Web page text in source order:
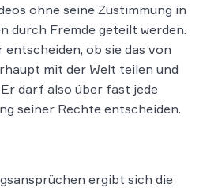
ohne seine Zustimmung in
durch Fremde geteilt werden.
ob sie das von
mit der Welt teilen und
darf also über fast jede
seiner Rechte entscheiden.
ergibt sich die